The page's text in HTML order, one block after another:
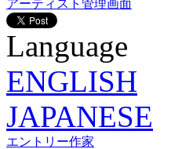
アーティスト管理画面
Language
ENGLISH
JAPANESE
エントリー作家